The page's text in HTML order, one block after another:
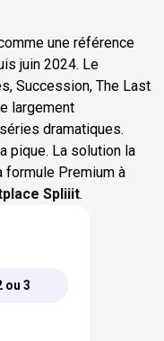
une référence
juin 2024. Le
Succession, The Last
largement
dramatiques.
pique. La solution la
formule Premium à
Spliiit.
ou 3